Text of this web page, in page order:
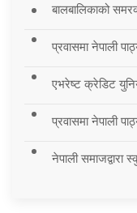
बालबालिकाको
प्रवासमा नेपाली
एभरेष्ट क्रेडिट
प्रवासमा नेपाली
नेपाली